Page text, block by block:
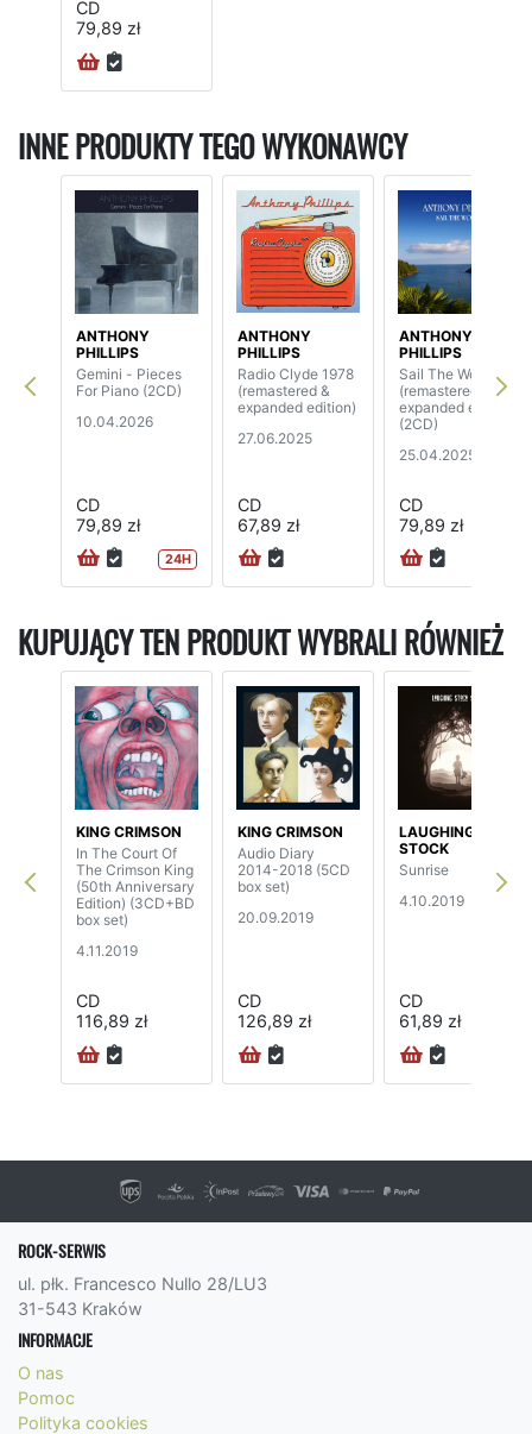
CD
79,89 zł
INNE PRODUKTY TEGO WYKONAWCY
ANTHONY
PHILLIPS
Gemini - Pieces
For Piano (2CD)
10.04.2026
CD
79,89 zł
24H
ANTHONY
PHILLIPS
Radio Clyde 1978
(remastered &
expanded edition)
27.06.2025
CD
67,89 zł
ANTHONY
PHILLIPS
Sail The World
(remastered &
expanded edition)
(2CD)
25.04.2025
CD
79,89 zł
KUPUJĄCY TEN PRODUKT WYBRALI RÓWNIEŻ
KING CRIMSON
In The Court Of
The Crimson King
(50th Anniversary
Edition) (3CD+BD
box set)
4.11.2019
CD
116,89 zł
KING CRIMSON
Audio Diary
2014-2018 (5CD
box set)
20.09.2019
CD
126,89 zł
LAUGHING
STOCK
Sunrise
4.10.2019
CD
61,89 zł
ROCK-SERWIS
ul. płk. Francesco Nullo 28/LU3
31-543 Kraków
INFORMACJE
O nas
Pomoc
Polityka cookies